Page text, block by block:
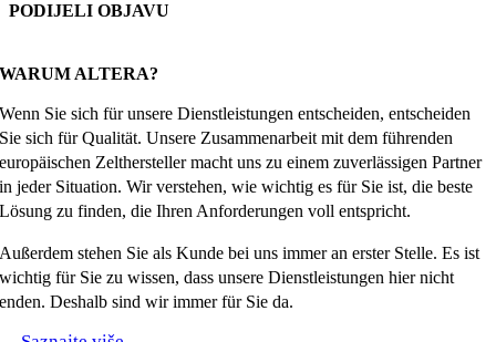
PODIJELI OBJAVU
WARUM ALTERA?
Wenn Sie sich für unsere Dienstleistungen entscheiden, entscheiden
Sie sich für Qualität. Unsere Zusammenarbeit mit dem führenden
europäischen Zelthersteller macht uns zu einem zuverlässigen Partner
in jeder Situation. Wir verstehen, wie wichtig es für Sie ist, die beste
Lösung zu finden, die Ihren Anforderungen voll entspricht.
Außerdem stehen Sie als Kunde bei uns immer an erster Stelle. Es ist
wichtig für Sie zu wissen, dass unsere Dienstleistungen hier nicht
enden. Deshalb sind wir immer für Sie da.